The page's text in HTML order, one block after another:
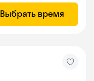
Выбрать время